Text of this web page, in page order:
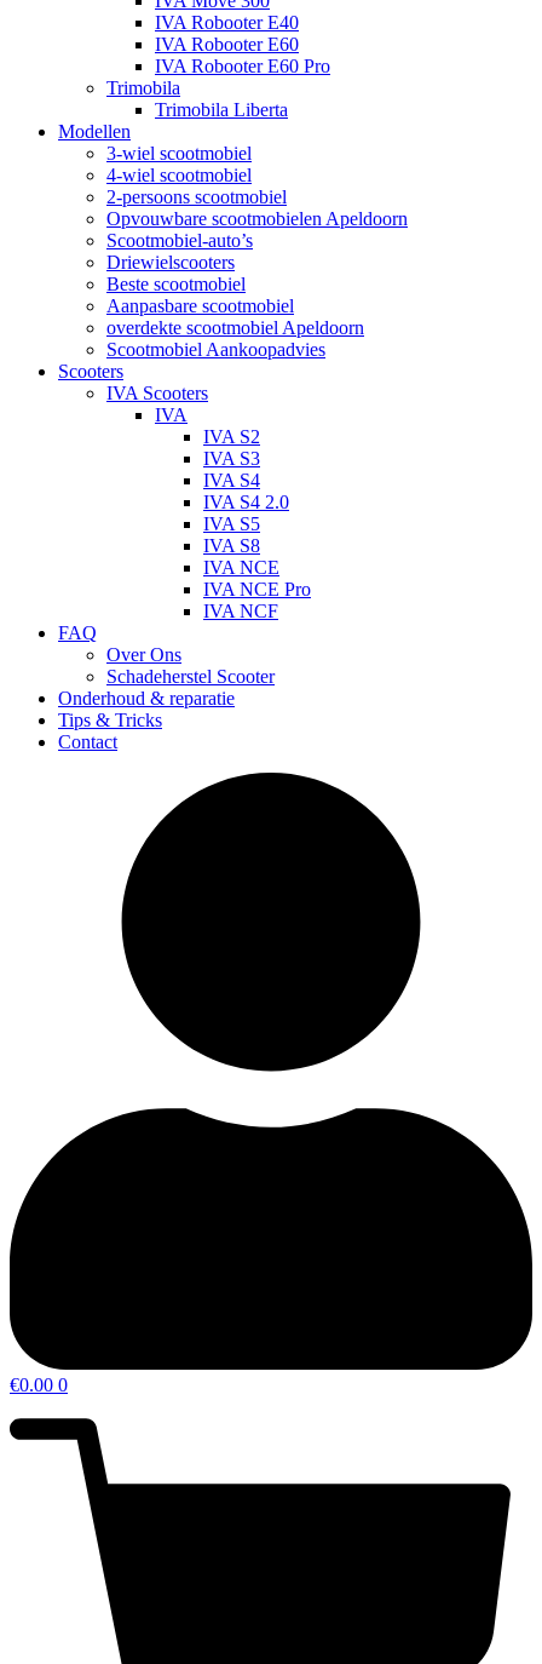
IVA Robooter E40
IVA Robooter E60
IVA Robooter E60 Pro
Trimobila
Trimobila Liberta
Modellen
3-wiel scootmobiel
4-wiel scootmobiel
2-persoons scootmobiel
Opvouwbare scootmobielen Apeldoorn
Scootmobiel-auto’s
Driewielscooters
Beste scootmobiel
Aanpasbare scootmobiel
overdekte scootmobiel Apeldoorn
Scootmobiel Aankoopadvies
Scooters
IVA Scooters
IVA
IVA S2
IVA S3
IVA S4
IVA S4 2.0
IVA S5
IVA S8
IVA NCE
IVA NCE Pro
IVA NCF
FAQ
Over Ons
Schadeherstel Scooter
Onderhoud & reparatie
Tips & Tricks
Contact
€0.00 0